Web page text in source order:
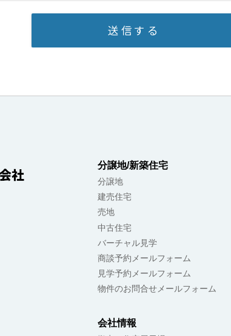
分譲地/新築住宅
分譲地
建売住宅
売地
中古住宅
バーチャル見学
商談予約メールフォーム
見学予約メールフォーム
物件のお問合せメールフォーム
会社情報